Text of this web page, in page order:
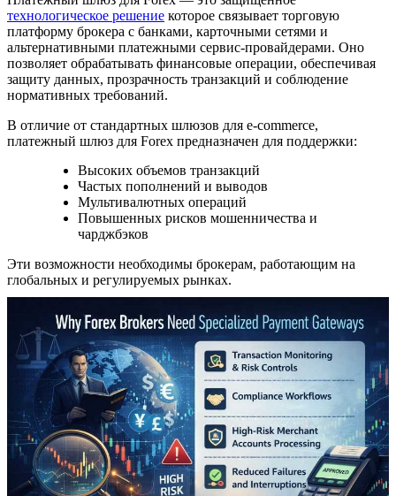
технологическое решение которое связывает торговую
платформу брокера с банками, карточными сетями и
альтернативными платежными сервис-провайдерами. Оно
позволяет обрабатывать финансовые операции, обеспечивая
защиту данных, прозрачность транзакций и соблюдение
нормативных требований.
В отличие от стандартных шлюзов для e-commerce,
платежный шлюз для Forex предназначен для поддержки:
Высоких объемов транзакций
Частых пополнений и выводов
Мультивалютных операций
Повышенных рисков мошенничества и
чарджбэков
Эти возможности необходимы брокерам, работающим на
глобальных и регулируемых рынках.